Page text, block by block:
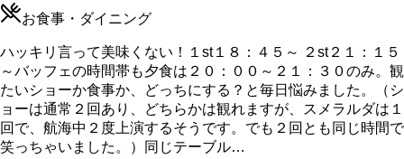
お食事・ダイニング
ハッキリ言って美味くない！１st１８：４５～ ２st２１：１５
～バッフェの時間帯も夕食は２０：００～２１：３０のみ。観
たいショーか食事か、どっちにする？と毎日悩みました。（シ
ョーは通常２回あり、どちらかは観れますが、スメラルダは１
回で、航海中２度上演するそうです。でも２回とも同じ時間で
笑っちゃいました。）同じテーブル…